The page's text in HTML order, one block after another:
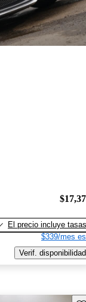
El precio incluye tasas
$339/mes
Verif. disponibilidad